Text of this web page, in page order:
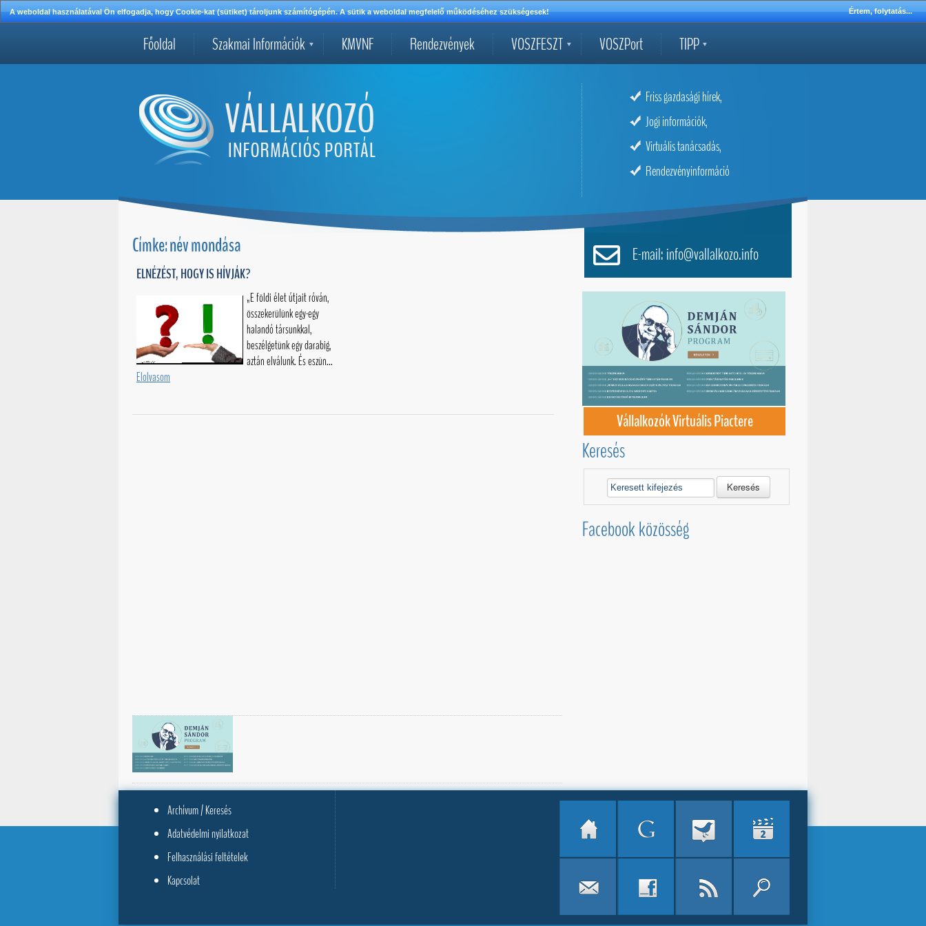
A weboldal használatával Ön elfogadja, hogy Cookie-kat (sütiket) tároljunk számítógépén. A sütik a weboldal megfelelő működéséhez szükségesek! Értem, folytatás...
Főoldal Szakmai Információk KMVNF Rendezvények VOSZFESZT VOSZPort TIPP
Friss gazdasági hírek,
Jogi információk,
Virtuális tanácsadás,
Rendezvényinformáció
Címke: név mondása
ELNÉZÉST, HOGY IS HÍVJÁK?
„E földi élet útjait róván,
összekerülünk egy-egy
halandó társunkkal,
beszélgetünk egy darabig,
aztán elválunk. És eszün...
Elolvasom
E-mail: info@vallalkozo.info
Vállalkozók Virtuális Piactere
Keresés
Keresés
Facebook közösség
Archívum / Keresés
Adatvédelmi nyilatkozat
Felhasználási feltételek
Kapcsolat